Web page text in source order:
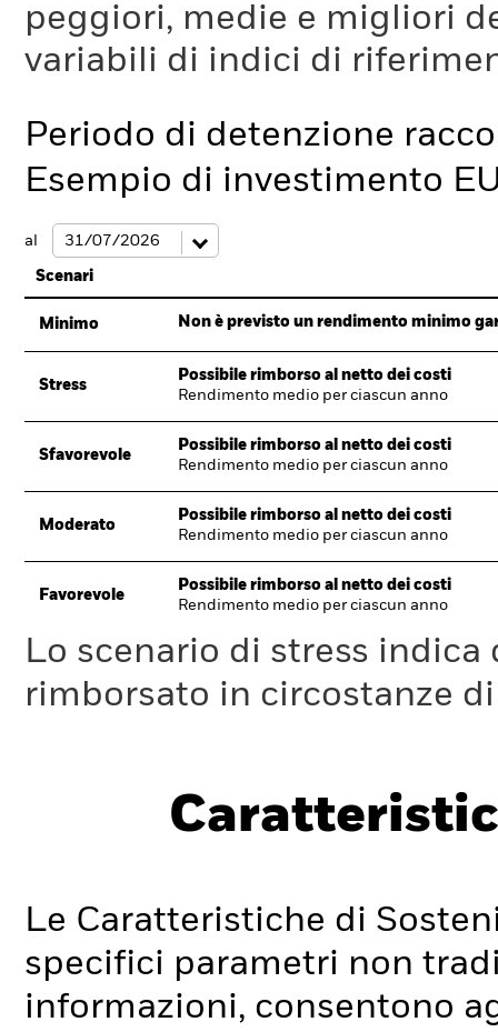
peggiori, medie e migliori
variabili di indici di
Periodo di detenzione
Esempio di investimento
al
Scenari
Minimo Non è previsto un rendimento minimo
Stress
Possibile rimborso al netto dei costi
Rendimento medio per ciascun anno
Sfavorevole
Possibile rimborso al netto dei costi
Rendimento medio per ciascun anno
Moderato
Possibile rimborso al netto dei costi
Rendimento medio per ciascun anno
Favorevole
Possibile rimborso al netto dei costi
Rendimento medio per ciascun anno
Lo scenario di stress
rimborsato in circostanze
Le Caratteristiche di
specifici parametri non
informazioni, consentono